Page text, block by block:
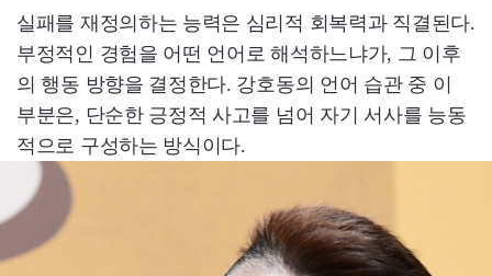
실패를 재정의하는 능력은 심리적 회복력과 직결된다.
부정적인 경험을 어떤 언어로 해석하느냐가, 그 이후
의 행동 방향을 결정한다. 강호동의 언어 습관 중 이
부분은, 단순한 긍정적 사고를 넘어 자기 서사를 능동
적으로 구성하는 방식이다.